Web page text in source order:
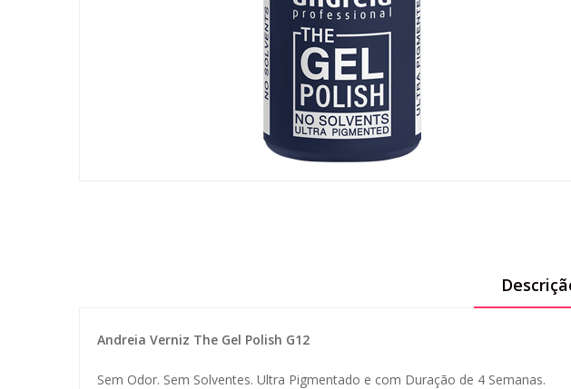
Andreia Verniz The Gel Polish G12
Sem Odor. Sem Solventes. Ultra Pigmentado e com Duração de 4 Semanas.